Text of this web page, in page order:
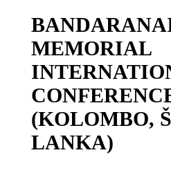
MEMORIAL
(KOLOMBO,
LANKA)